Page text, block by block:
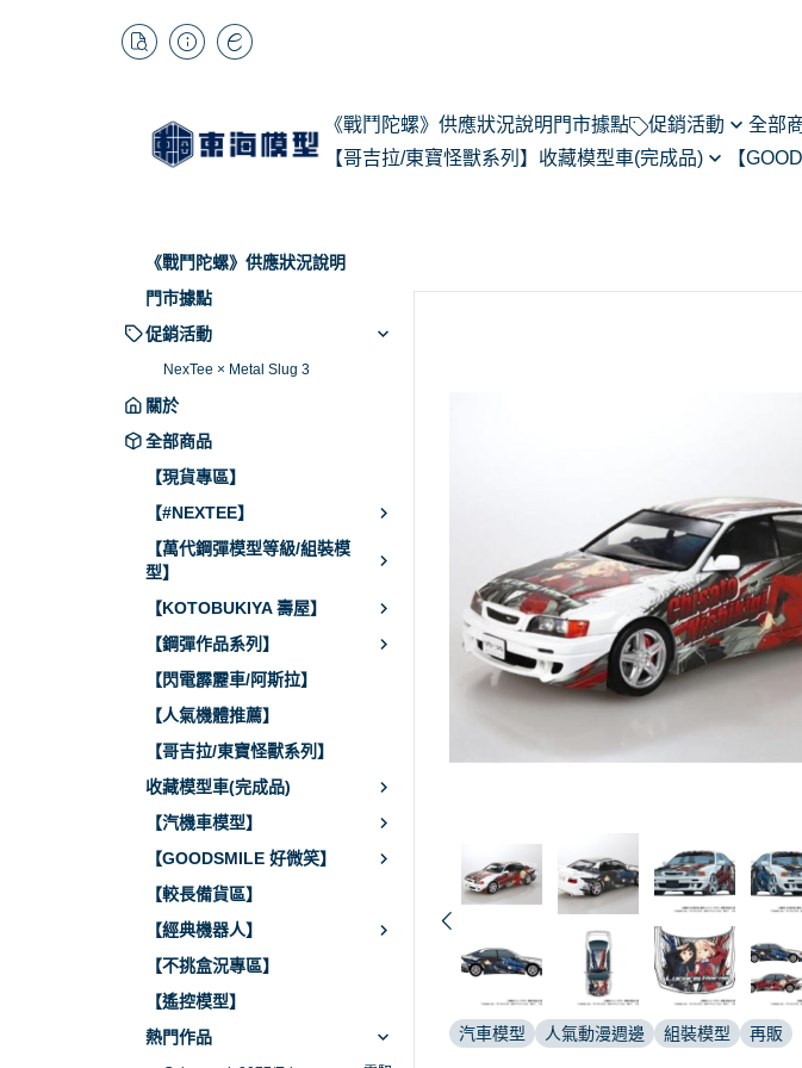
《戰鬥陀螺》供應狀況說明 門市據點 促銷活動 全部
【哥吉拉/東寶怪獸系列】 收藏模型車(完成品)
BBR
【
POP UP
THE合體
《戰鬥陀螺》供應狀況說明
門市據點
促銷活動
NexTee × Metal Slug 3
關於
全部商品
【現貨專區】
【#NEXTEE】
【萬代鋼彈模型等級/組裝模
型】
【KOTOBUKIYA 壽屋】
【鋼彈作品系列】
【閃電霹靂車/阿斯拉】
【人氣機體推薦】
【哥吉拉/東寶怪獸系列】
收藏模型車(完成品)
【汽機車模型】
【GOODSMILE 好微笑】
【較長備貨區】
【經典機器人】
【不挑盒況專區】
【遙控模型】
熱門作品
汽車模型 人氣動漫週邊 組裝模型 再販